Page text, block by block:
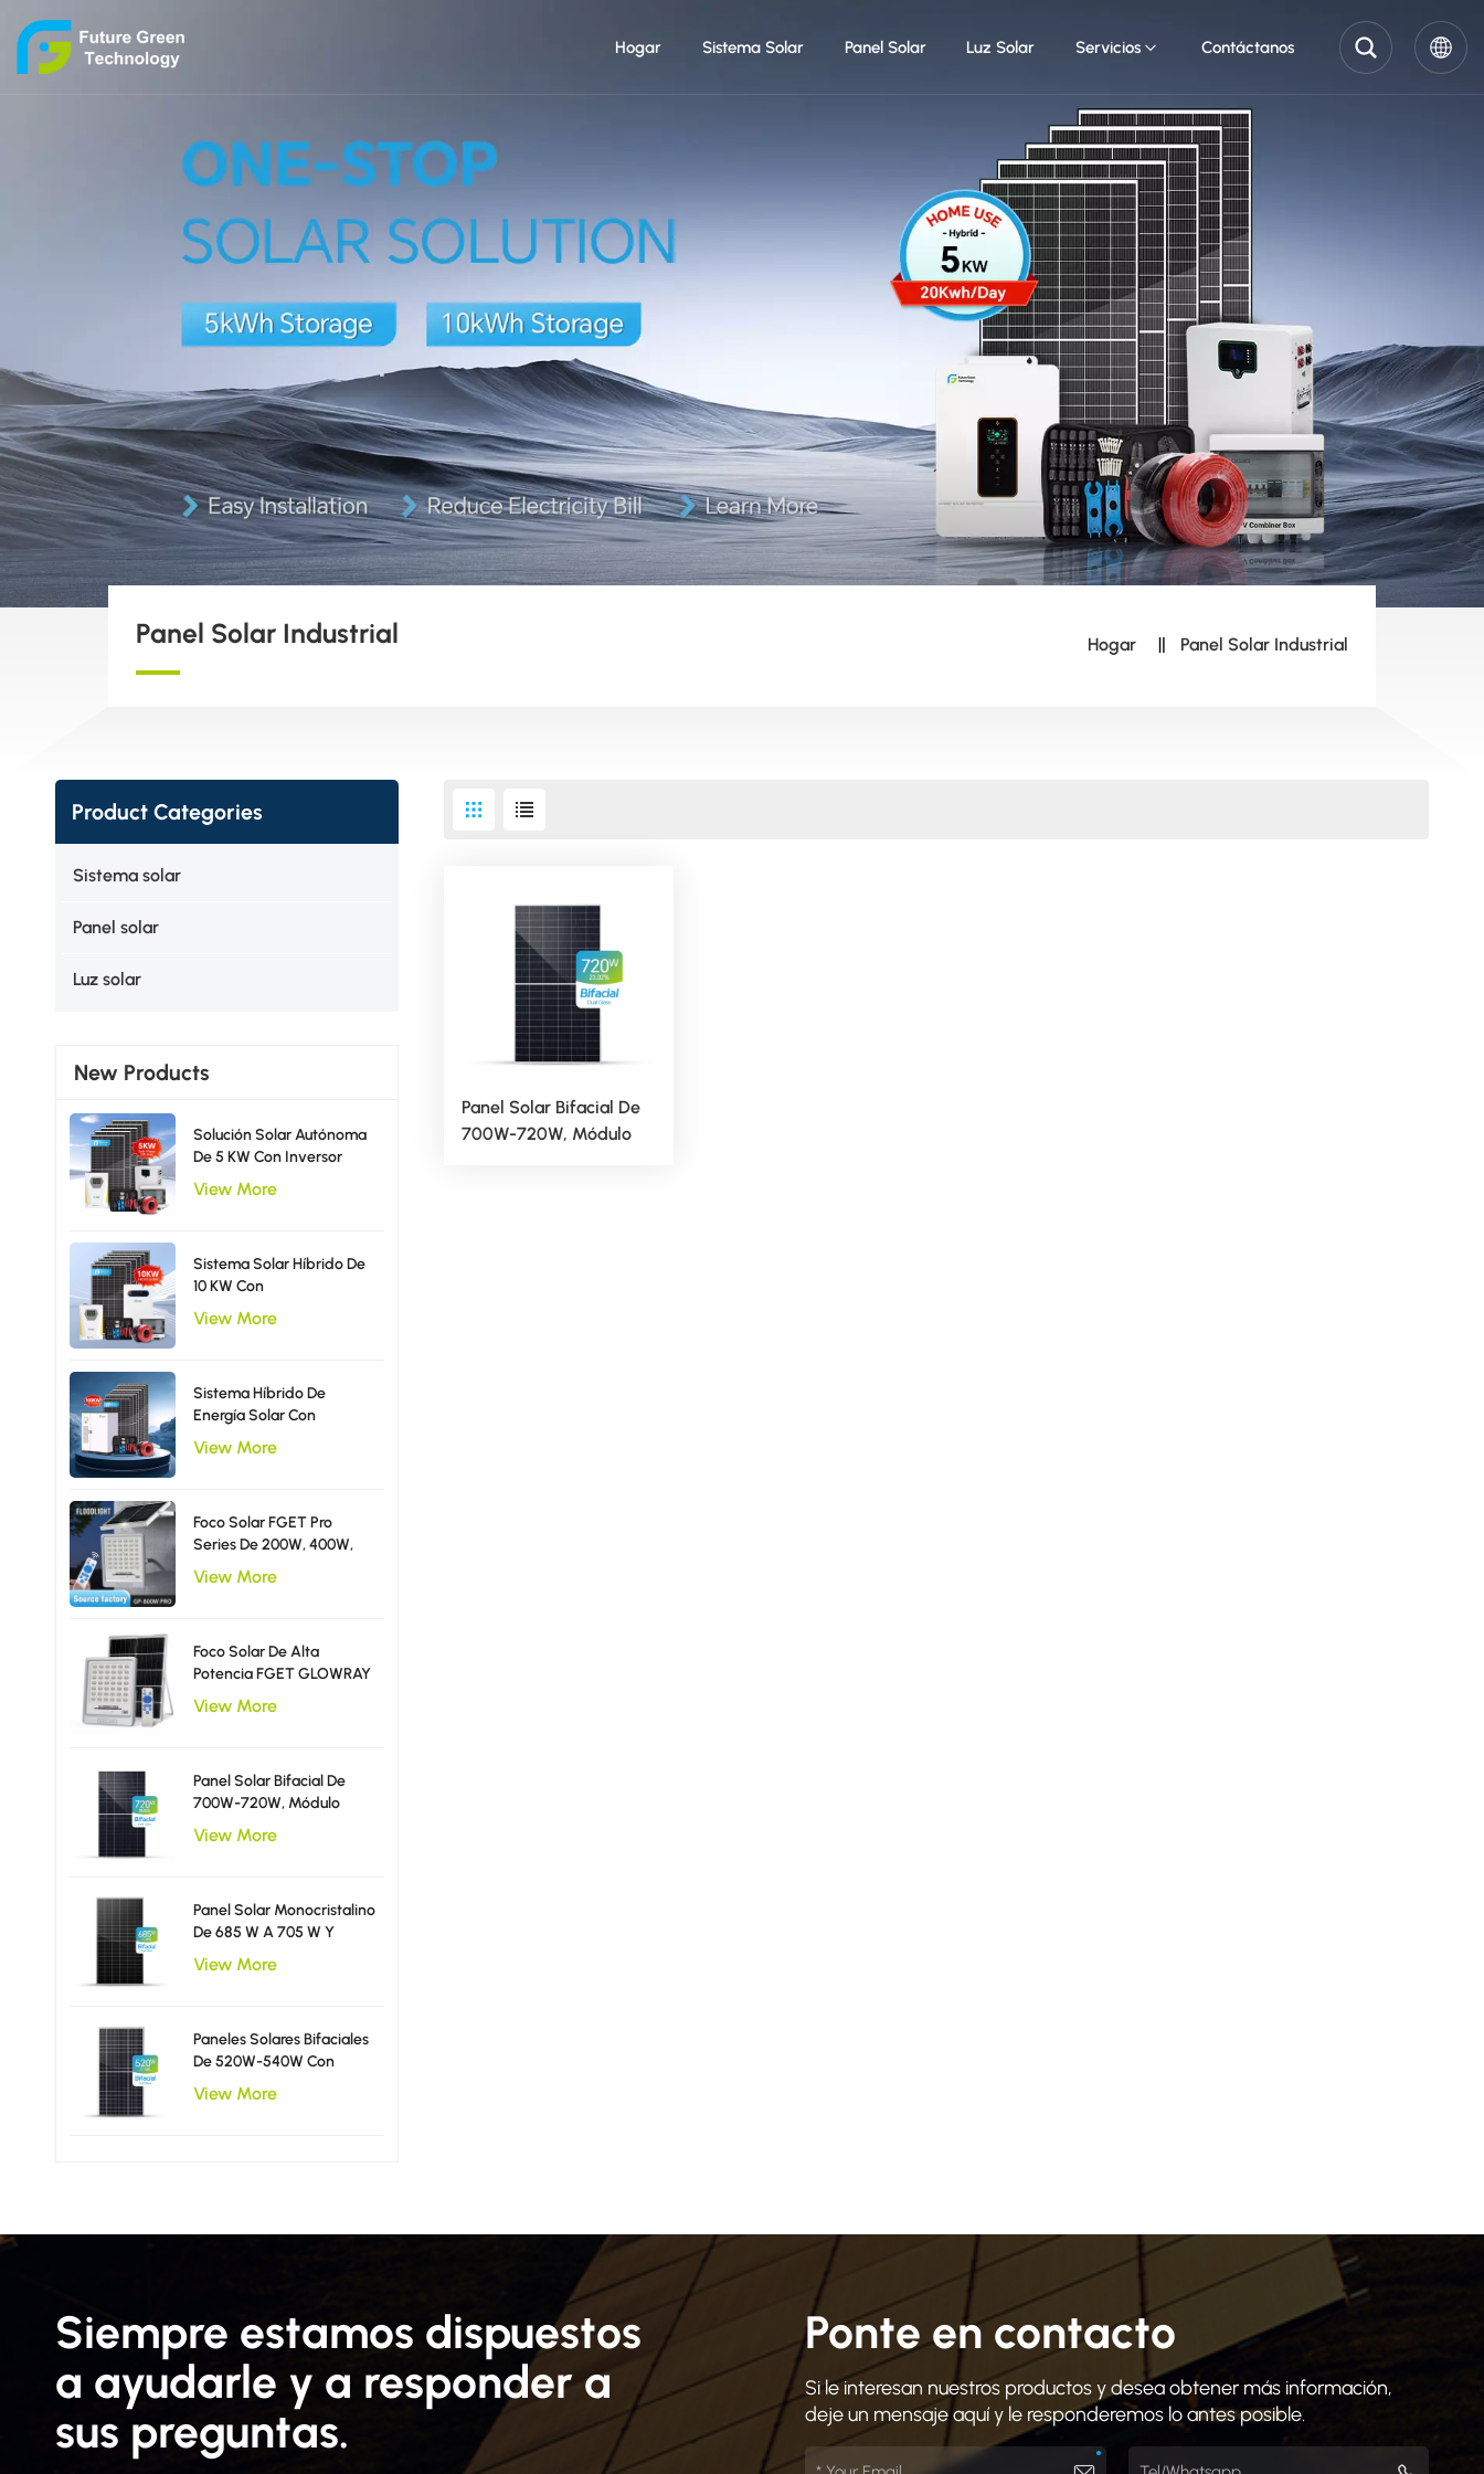
Hogar Sistema Solar Panel Solar Luz Solar Servicios Contáctanos
Panel Solar Industrial Hogar Panel Solar Industrial
Product Categories
Sistema solar
Panel solar
Luz solar
New Products
Solución Solar Autónoma
De 5 KW Con Inversor
Todo En Uno. Sistema De
Energía Solar Tipo UE.
View More
Sistema Solar Híbrido De
10 KW Con
Almacenamiento De
Batería De LiFePO4 E
View More
Sistema Híbrido De
Energía Solar Con
Almacenamiento BESS De
100 KW Para Uso Industrial
View More
Foco Solar FGET Pro
Series De 200W, 400W,
600W Y 800W Con LED
Difusores.
View More
Foco Solar De Alta
Potencia FGET GLOWRAY
Pro Series De 600 W
View More
Panel Solar Bifacial De
700W-720W, Módulo
Fotovoltaico Mono De 210-
210 Mm.
View More
Panel Solar Monocristalino
De 685 W A 705 W Y
Módulo Fotovoltaico De
210-210 Mm.
View More
Paneles Solares Bifaciales
De 520W-540W Con
Media Sección
Transversal (182-182 Mm)
View More
Panel Solar Bifacial De
700W-720W, Módulo
Ponte en contacto
Si le interesan nuestros productos y desea obtener más información,
deje un mensaje aquí y le responderemos lo antes posible.
Siempre estamos dispuestos
a ayudarle y a responder a
sus preguntas.